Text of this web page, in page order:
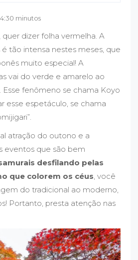
minutos
dizer folha vermelha. A
tão intensa nestes meses, que
muito especial! A
vai do verde e amarelo ao
Esse fenômeno se chama Koyo
esse espetáculo, se chama
atração do outono e a
eventos que são bem
desfilando pelas
que colorem os céus, você
do tradicional ao moderno,
Portanto, presta atenção nas